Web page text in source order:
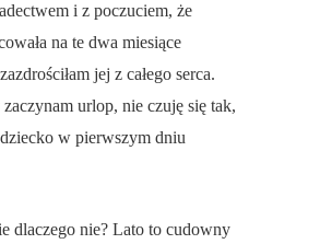
i z poczuciem, że
na te dwa miesiące
jej z całego serca.
urlop, nie czuję się tak,
w pierwszym dniu
dlaczego nie? Lato to cudowny